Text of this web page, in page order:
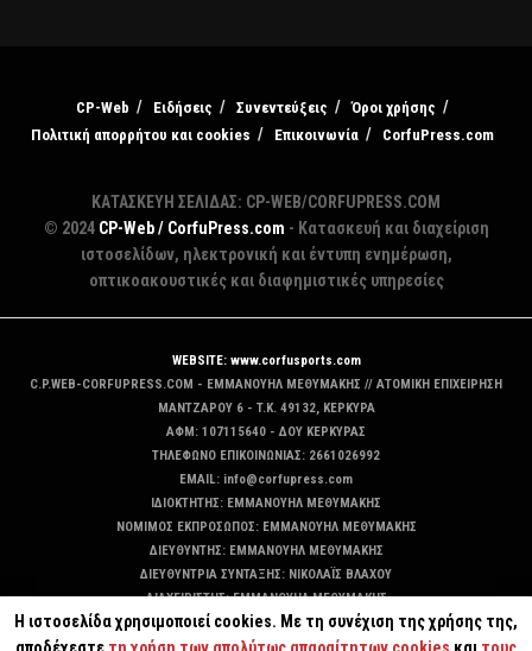
CP-Web Ειδήσεις Συνεντεύξεις
Όροι χρήσης
Πολιτική απορρήτου και cookies
Επικοινωνία CorfuPress.com
ΚΑΤΑΣΚΕΥΗ ΣΕΛΙΔΑΣ: CP-WEB/CORFUPRESS.COM
© 2024 CP-Web / CorfuPress.com - Κατασκευή και διαχείριση
ιστοσελίδων, ηλεκτρονική και έντυπη ενημέρωση,
οπτικοακουστικές και διαφημιστικές υπηρεσίες
WEBSITE: www.corfusports.com
C.P.WEB-CORFUPRESS.COM - ΕΜΜΑΝΟΥΗΛ ΜΕΘΥΜΑΚΗΣ // ΑΤΟΜΙΚΗ ΕΠΙΧΕΙΡΗΣΗ
MANTZAΡΟΥ 6 - T.K. 49132, ΚΕΡΚΥΡΑ
ΑΦΜ: 107115640 - ΔΟΥ ΚΕΡΚΥΡΑΣ
ΤΗΛΕΦΩΝΟ ΕΠΙΚΟΙΝΩΝΙΑΣ: 2661026992
EMAIL: info@corfupress.com
ΙΔΙΟΚΤΗΤΗΣ: EMMANOYΗΛ ΜΕΘΥΜΑΚΗΣ
ΝΟΜΙΜΟΣ ΕΚΠΡΟΣΩΠΟΣ: EMMANOYΗΛ ΜΕΘΥΜΑΚΗΣ
ΔΙΕΥΘΥΝΤΗΣ: EMMANOYΗΛ ΜΕΘΥΜΑΚΗΣ
ΔΙΕΥΘΥΝΤΡΙΑ ΣΥΝΤΑΞΗΣ: ΝΙΚΟΛΑΪΣ ΒΛΑΧΟΥ
ΔΙΑΧΕΙΡΙΣΤΗΣ: EMMANOYΗΛ ΜΕΘΥΜΑΚΗΣ
ΔΙΚΑΙΟΥΧΟΣ DOMAIN: ΕΜΜΑΝΟΥΗΛ ΜΕΘΥΜΑΚΗΣ
Η ιστοσελίδα χρησιμοποιεί cookies. Με τη συνέχιση της χρήσης της,